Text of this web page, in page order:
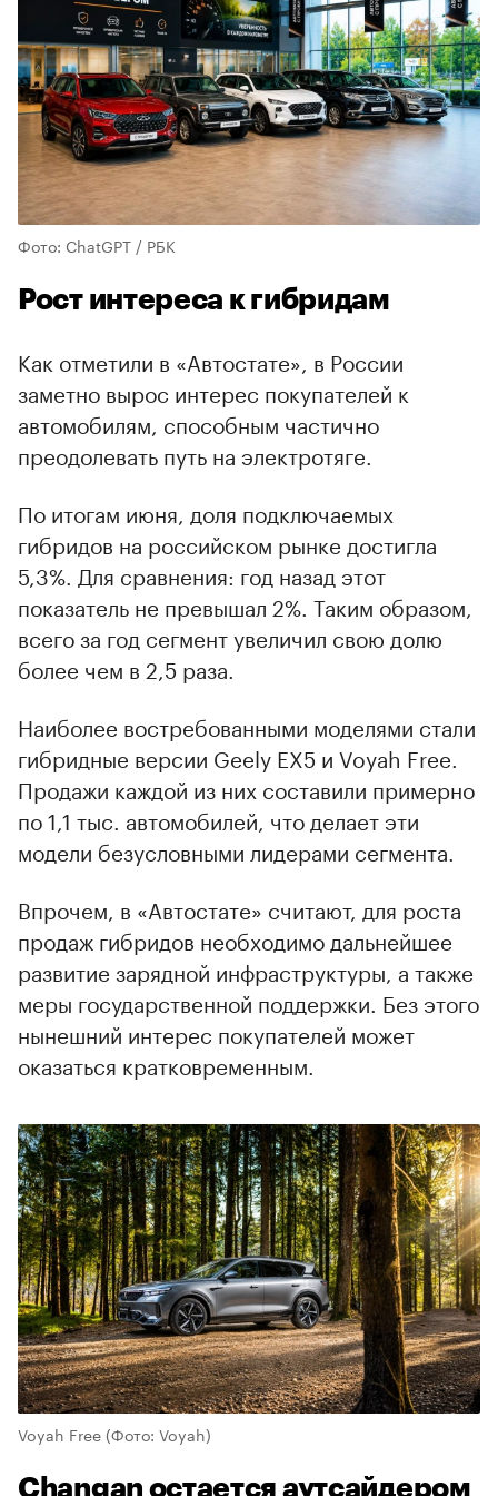
Фото: ChatGPT / РБК
Рост интереса к гибридам
Как отметили в «Автостате», в России
заметно вырос интерес покупателей к
автомобилям, способным частично
преодолевать путь на электротяге.
По итогам июня, доля подключаемых
гибридов на российском рынке достигла
5,3%. Для сравнения: год назад этот
показатель не превышал 2%. Таким образом,
всего за год сегмент увеличил свою долю
более чем в 2,5 раза.
Наиболее востребованными моделями стали
гибридные версии Geely EX5 и Voyah Free.
Продажи каждой из них составили примерно
по 1,1 тыс. автомобилей, что делает эти
модели безусловными лидерами сегмента.
Впрочем, в «Автостате» считают, для роста
продаж гибридов необходимо дальнейшее
развитие зарядной инфраструктуры, а также
меры государственной поддержки. Без этого
нынешний интерес покупателей может
оказаться кратковременным.
Voyah Free(Фото: Voyah)
Changan остается аутсайдером